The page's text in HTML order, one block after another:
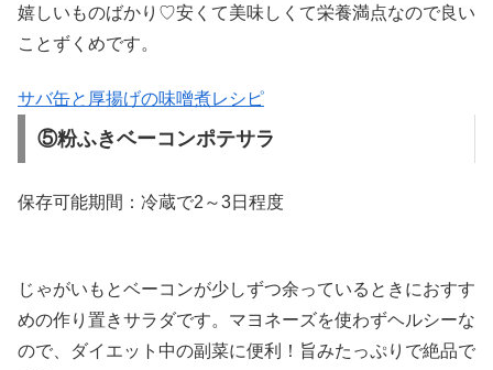
嬉しいものばかり♡安くて美味しくて栄養満点なので良い
ことずくめです。
サバ缶と厚揚げの味噌煮レシピ
⑤粉ふきベーコンポテサラ
保存可能期間：冷蔵で2～3日程度
じゃがいもとベーコンが少しずつ余っているときにおすす
めの作り置きサラダです。マヨネーズを使わずヘルシーな
ので、ダイエット中の副菜に便利！旨みたっぷりで絶品で